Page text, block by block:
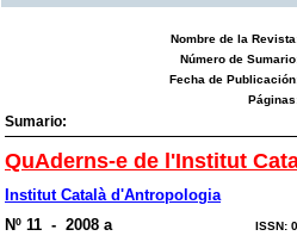
Nombre de la
Número de
Fecha de
Sumario:
QuAderns-e de l'Institut
Institut Català d'Antropologia
Nº 11 - 2008 a ISSN: 0211-